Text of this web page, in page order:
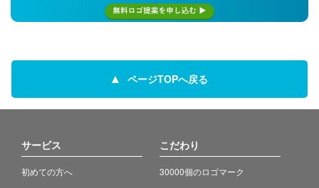
ページTOPへ戻る
サービス
初めての方へ
こだわり
30000個のロゴマーク